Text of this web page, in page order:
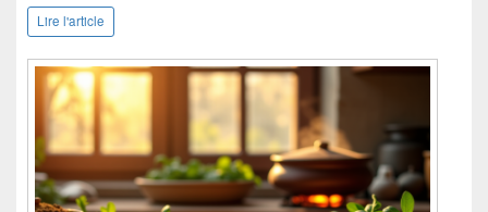
Lire l'article